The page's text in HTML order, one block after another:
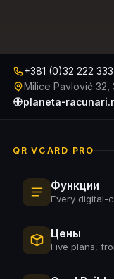
+381 (0)32 222 333
Milice Pavlović 32,
planeta-
QR VCARD PRO
Функции
Every digital-
Цены
Five plans,